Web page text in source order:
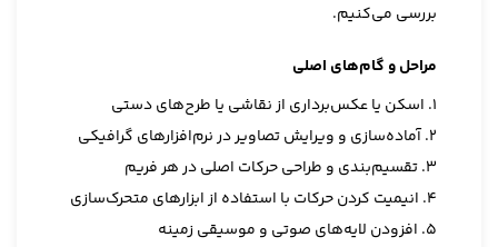
بررسی می‌کنیم.
مراحل و گام‌های اصلی
1. اسکن یا عکس‌برداری از نقاشی یا طرح‌های دستی
2. آماده‌سازی و ویرایش تصاویر در نرم‌افزارهای گرافیکی
3. تقسیم‌بندی و طراحی حرکات اصلی در هر فریم
4. انیمیت کردن حرکات با استفاده از ابزارهای متحرک‌سازی
5. افزودن لایه‌های صوتی و موسیقی زمینه